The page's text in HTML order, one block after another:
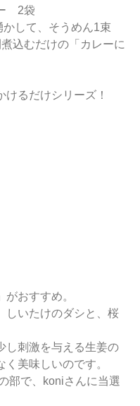
　2袋
かして、そうめん1束
込むだけの「カレーに
るだけシリーズ！
がおすすめ。
しいたけのダシと、桜
し刺激を与える生姜の
く美味しいのです。
部で、koniさんに当選